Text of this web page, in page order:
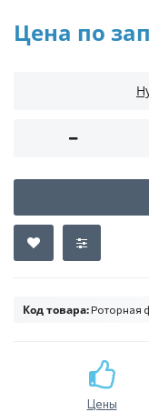
Цена по
Код товара: Роторная
Цены